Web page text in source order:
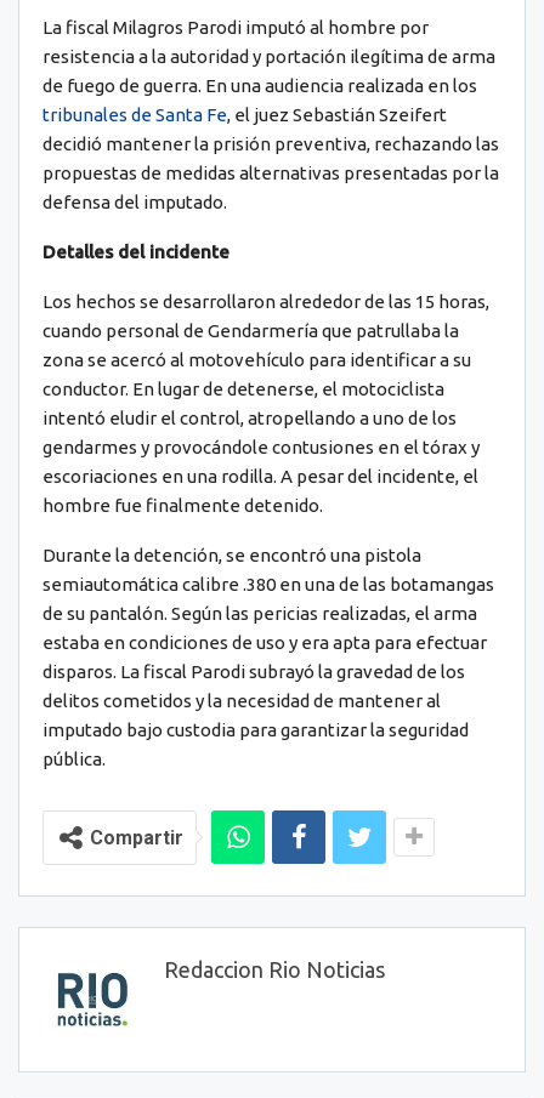
La fiscal Milagros Parodi imputó al hombre por
resistencia a la autoridad y portación ilegítima de arma
de fuego de guerra. En una audiencia realizada en los
tribunales de Santa Fe, el juez Sebastián Szeifert
decidió mantener la prisión preventiva, rechazando las
propuestas de medidas alternativas presentadas por la
defensa del imputado.
Detalles del incidente
Los hechos se desarrollaron alrededor de las 15 horas,
cuando personal de Gendarmería que patrullaba la
zona se acercó al motovehículo para identificar a su
conductor. En lugar de detenerse, el motociclista
intentó eludir el control, atropellando a uno de los
gendarmes y provocándole contusiones en el tórax y
escoriaciones en una rodilla. A pesar del incidente, el
hombre fue finalmente detenido.
Durante la detención, se encontró una pistola
semiautomática calibre .380 en una de las botamangas
de su pantalón. Según las pericias realizadas, el arma
estaba en condiciones de uso y era apta para efectuar
disparos. La fiscal Parodi subrayó la gravedad de los
delitos cometidos y la necesidad de mantener al
imputado bajo custodia para garantizar la seguridad
pública.
Compartir
Redaccion Rio Noticias